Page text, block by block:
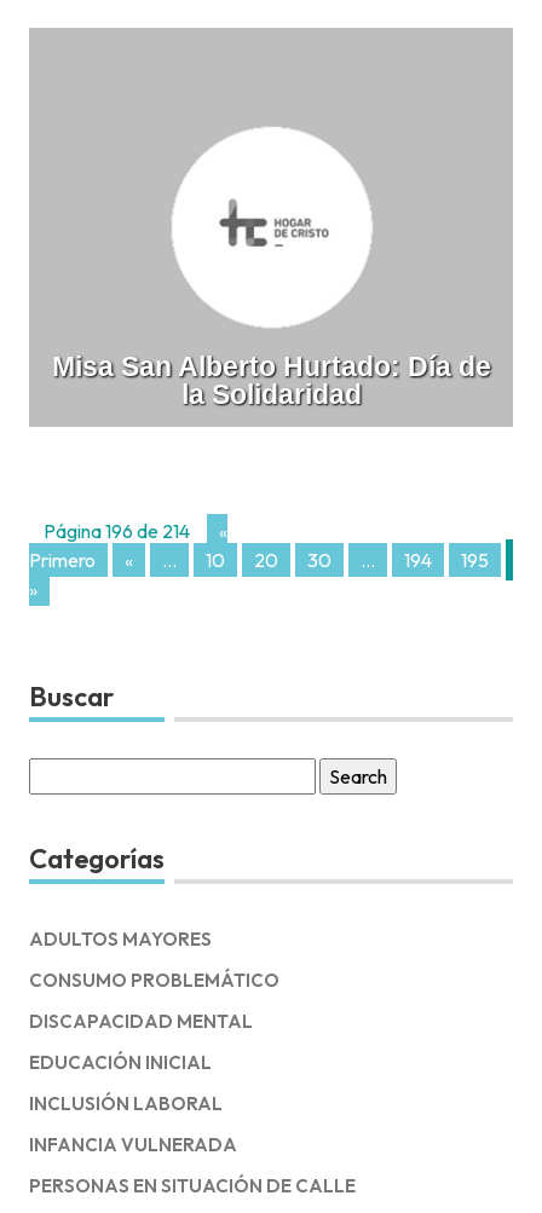
Misa San Alberto Hurtado: Día de
la Solidaridad
Página 196 de 214
«
Primero
« ... 10 20 30 ... 194 195
»
Buscar
for:
Categorías
ADULTOS MAYORES
CONSUMO PROBLEMÁTICO
DISCAPACIDAD MENTAL
EDUCACIÓN INICIAL
INCLUSIÓN LABORAL
INFANCIA VULNERADA
PERSONAS EN SITUACIÓN DE CALLE